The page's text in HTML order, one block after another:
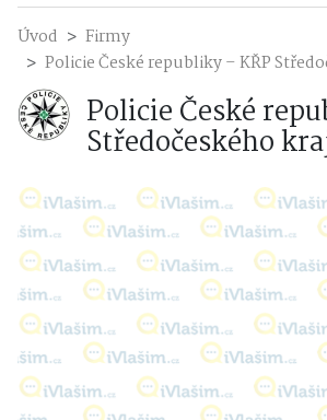
Úvod
Firmy
Policie České republiky – KŘP
Policie České
Středočeského